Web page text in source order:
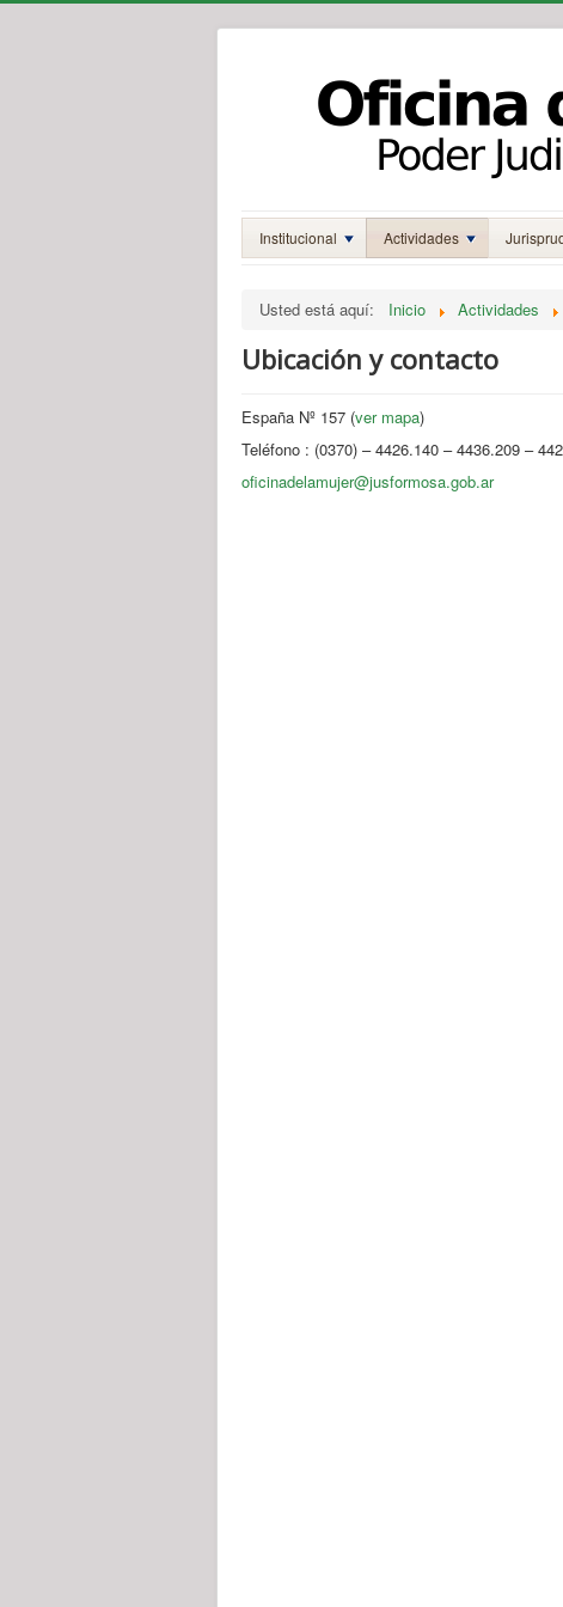
Institucional Actividades
Usted está aquí: Inicio Actividades
Ubicación y contacto
España Nº 157 (ver mapa)
Teléfono : (0370) – 4426.140 – 4436.209 –
oficinadelamujer@jusformosa.gob.ar